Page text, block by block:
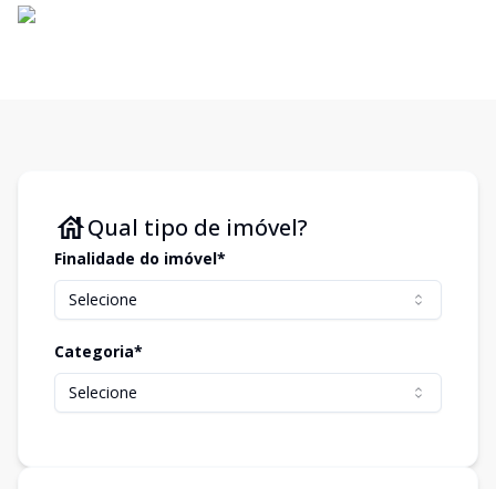
Qual tipo de imóvel?
Finalidade do imóvel*
Selecione
Categoria*
Selecione